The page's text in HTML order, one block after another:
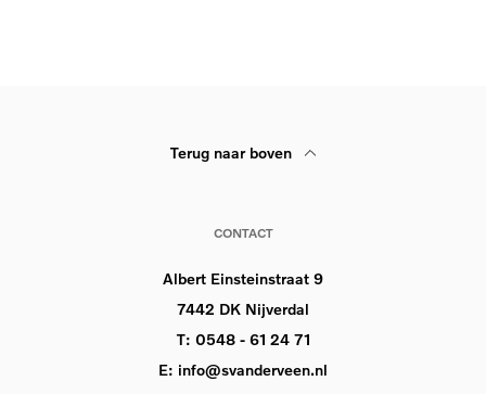
Terug naar boven
CONTACT
Albert Einsteinstraat 9
7442 DK Nijverdal
T: 0548 - 61 24 71
E: info@svanderveen.nl